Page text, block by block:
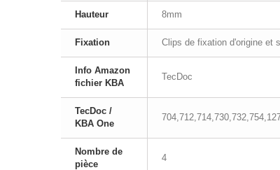
Hauteur 8mm
Fixation Clips de fixation d'origine et
Info Amazon
fichier KBA
TecDoc
TecDoc /
KBA One
Nombre de
pièce
4